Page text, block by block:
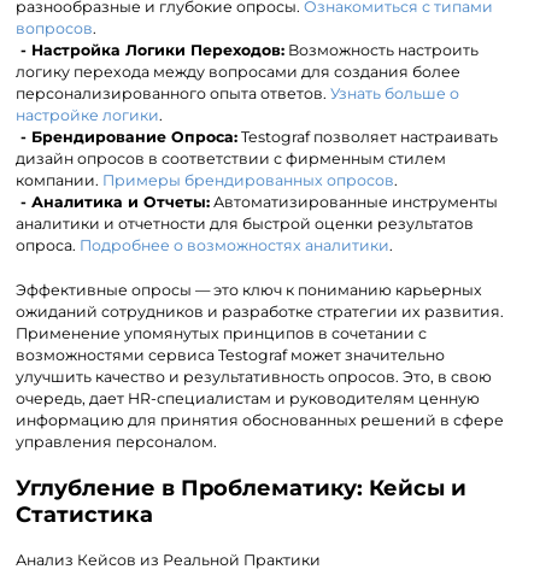
разнообразные и глубокие опросы.Ознакомиться с типами
вопросов.
- Настройка Логики Переходов: Возможность настроить
логику перехода между вопросами для создания более
персонализированного опыта ответов.Узнать больше о
настройке логики.
- Брендирование Опроса: Testograf позволяет настраивать
дизайн опросов в соответствии с фирменным стилем
компании. Примеры брендированных опросов.
- Аналитика и Отчеты: Автоматизированные инструменты
аналитики и отчетности для быстрой оценки результатов
опроса. Подробнее о возможностях аналитики.
Эффективные опросы — это ключ к пониманию карьерных
ожиданий сотрудников и разработке стратегии их развития.
Применение упомянутых принципов в сочетании с
возможностями сервиса Testograf может значительно
улучшить качество и результативность опросов. Это, в свою
очередь, дает HR-специалистам и руководителям ценную
информацию для принятия обоснованных решений в сфере
управления персоналом.
Углубление в Проблематику: Кейсы и
Статистика
Анализ Кейсов из Реальной Практики